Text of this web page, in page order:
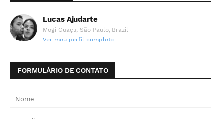
Lucas Ajudarte
Mogi Guaçu, São Paulo, Brazil
Ver meu perfil completo
FORMULÁRIO DE CONTATO